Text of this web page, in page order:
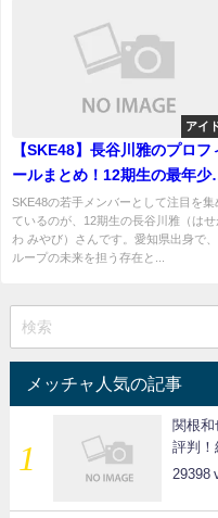
アイ
【SKE48】長谷川雅のプロフ
ールまとめ！12期生の最年少メ
ンバーの経歴や魅力を紹介
SKE48の若手メンバーとして注目を集
ているのが、12期生の長谷川雅（はせ
わ みやび）さんです。愛知県出身で
ループの未来を担う存在と...
メッチャ人気の記事
関根
評判！
29398